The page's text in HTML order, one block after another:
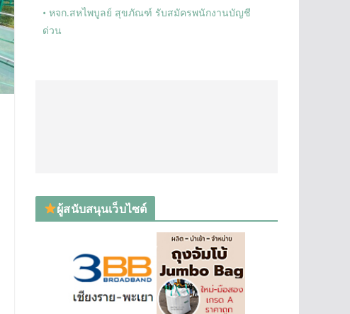
• หจก.สหไพบูลย์ สุขภัณฑ์ รับสมัครพนักงานบัญชี
ด่วน
ผู้สนับสนุนเว็บไซต์